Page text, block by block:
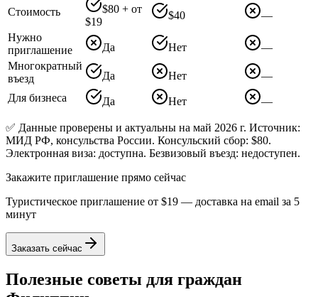
Стоимость
$80 + от
$19
$40
—
Нужно
приглашение
Да Нет
—
Многократный
въезд
Да Нет
—
Для бизнеса
Да Нет —
✅ Данные проверены и актуальны на май 2026 г. Источник:
МИД РФ, консульства России. Консульский сбор: $80.
Электронная виза: доступна. Безвизовый въезд: недоступен.
Закажите приглашение прямо сейчас
Туристическое приглашение от $19 — доставка на email за 5
минут
Заказать сейчас
Полезные советы для граждан